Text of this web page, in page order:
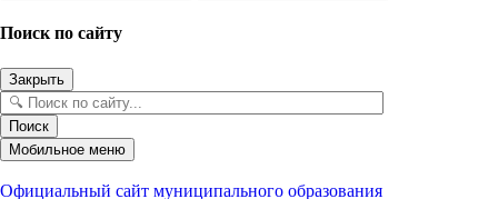
Поиск по сайту
Закрыть
Поиск
Мобильное меню
Официальный сайт муниципального образования